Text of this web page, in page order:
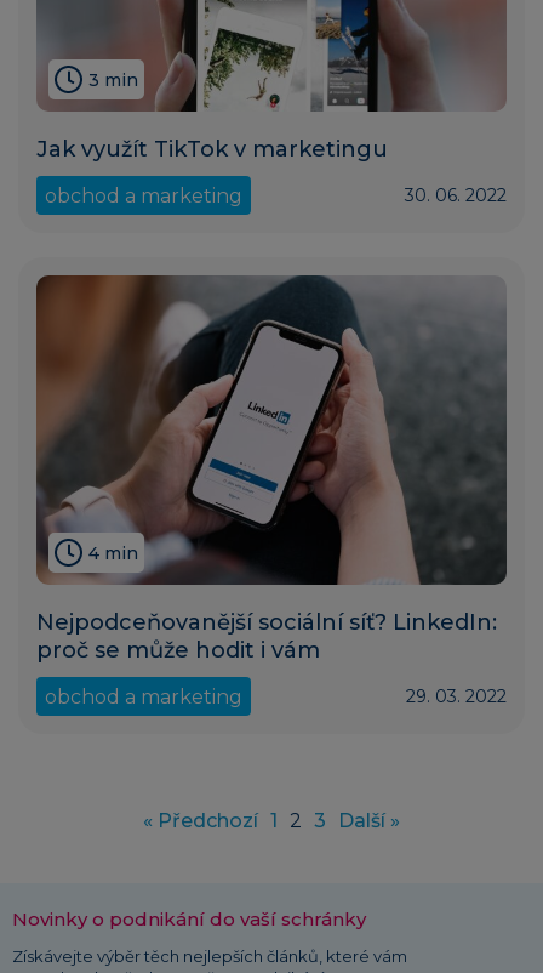
3 min
Jak využít TikTok v marketingu
obchod a marketing 30. 06. 2022
4 min
Nejpodceňovanější sociální síť? LinkedIn:
proč se může hodit i vám
obchod a marketing 29. 03. 2022
« Předchozí 1 2 3 Další »
Novinky o podnikání do vaší schránky
Získávejte výběr těch nejlepších článků, které vám